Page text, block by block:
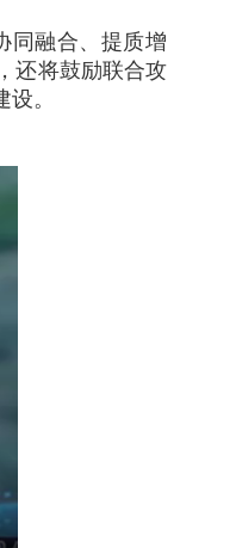
同融合、提质增
还将鼓励联合攻
。